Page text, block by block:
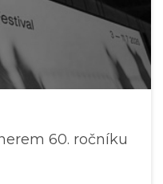
60. ročníku